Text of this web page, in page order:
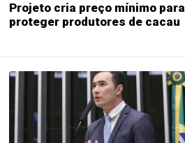
Projeto cria preço mínimo para
proteger produtores de cacau